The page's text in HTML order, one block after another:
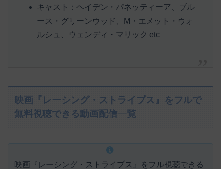
キャスト：ヘイデン・パネッティーア、ブル
ース・グリーンウッド、M・エメット・ウォ
ルシュ、ウェンディ・マリック etc
映画『レーシング・ストライプス』をフルで
無料視聴できる動画配信一覧
映画『レーシング・ストライプス』をフル視聴できる